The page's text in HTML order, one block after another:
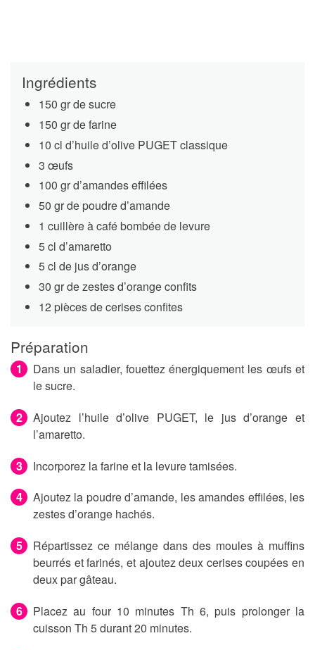
Ingrédients
150 gr de sucre
150 gr de farine
10 cl d’huile d’olive PUGET classique
3 œufs
100 gr d’amandes effilées
50 gr de poudre d’amande
1 cuillère à café bombée de levure
5 cl d’amaretto
5 cl de jus d’orange
30 gr de zestes d’orange confits
12 pièces de cerises confites
Préparation
Dans un saladier, fouettez énergiquement les œufs et
le sucre.
Ajoutez l’huile d’olive PUGET, le jus d’orange et
l’amaretto.
Incorporez la farine et la levure tamisées.
Ajoutez la poudre d’amande, les amandes effilées, les
zestes d’orange hachés.
Répartissez ce mélange dans des moules à muffins
beurrés et farinés, et ajoutez deux cerises coupées en
deux par gâteau.
Placez au four 10 minutes Th 6, puis prolonger la
cuisson Th 5 durant 20 minutes.